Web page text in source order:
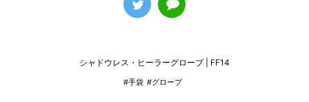
シャドウレス・ヒーラーグローブ | FF14
#手袋 #グローブ